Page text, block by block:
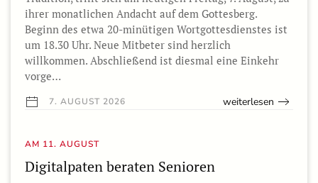
ihrer monatlichen Andacht auf dem Gottesberg.
Beginn des etwa 20-minütigen Wortgottesdienstes ist
um 18.30 Uhr. Neue Mitbeter sind herzlich
willkommen. Abschließend ist diesmal eine Einkehr
vorge…
7. AUGUST 2026 weiterlesen
AM 11. AUGUST
Digitalpaten beraten Senioren